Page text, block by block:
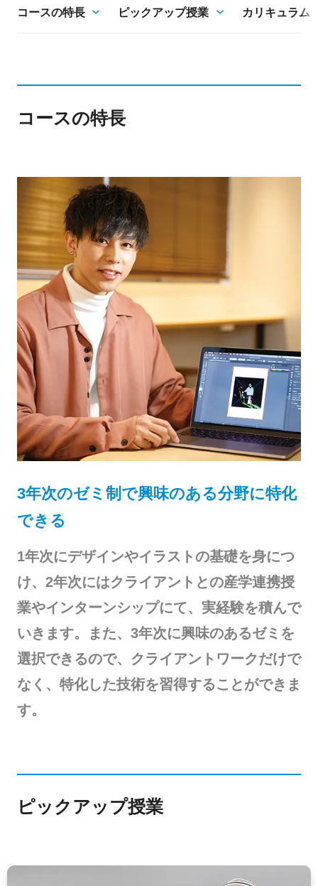
コースの特長 ピックアップ授業 カリキュラム
コースの特長
3年次のゼミ制で興味のある分野に特化
できる
1年次にデザインやイラストの基礎を身につ
け、2年次にはクライアントとの産学連携授
業やインターンシップにて、実経験を積んで
いきます。また、3年次に興味のあるゼミを
選択できるので、クライアントワークだけで
なく、特化した技術を習得することができま
す。
ピックアップ授業